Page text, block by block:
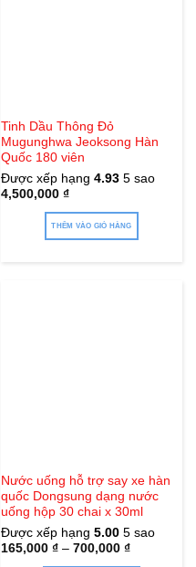
Tinh Dầu Thông Đỏ
Mugunghwa Jeoksong Hàn
Quốc 180 viên
Được xếp hạng 4.935 sao
4,500,000 ₫
THÊM VÀO GIỎ HÀNG
Nước uống hỗ trợ say xe hàn
quốc Dongsung dạng nước
uống hộp 30 chai x 30ml
Được xếp hạng 5.005 sao
165,000 ₫– 700,000 ₫